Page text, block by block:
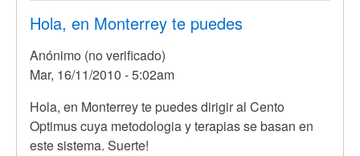
Hola, en Monterrey te puedes
Anónimo (no verificado)
Mar, 16/11/2010 - 5:02am
En
respuesta
a
Hola, en Monterrey te puedes dirigir al Cento
Optimus cuya metodologia y terapias se basan en
este sistema. Suerte!